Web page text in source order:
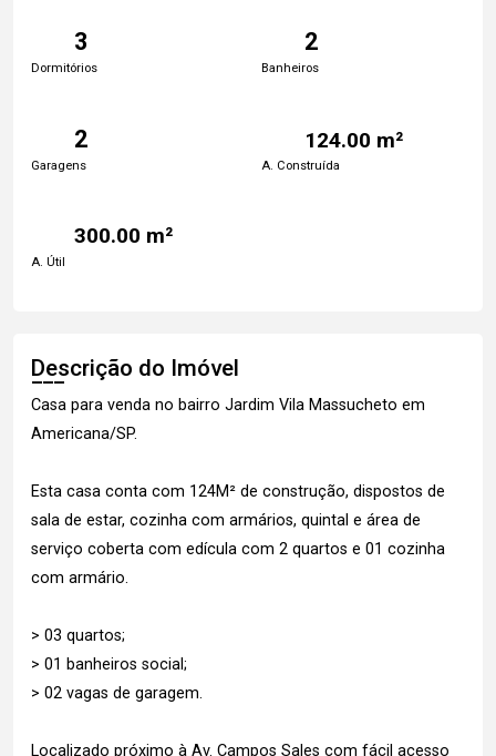
3
Dormitórios
2
Banheiros
2
Garagens
124.00 m²
A. Construída
300.00 m²
A. Útil
Descrição do Imóvel
Casa para venda no bairro Jardim Vila Massucheto em
Americana/SP.
Esta casa conta com 124M² de construção, dispostos de
sala de estar, cozinha com armários, quintal e área de
serviço coberta com edícula com 2 quartos e 01 cozinha
com armário.
> 03 quartos;
> 01 banheiros social;
> 02 vagas de garagem.
Localizado próximo à Av. Campos Sales com fácil acesso